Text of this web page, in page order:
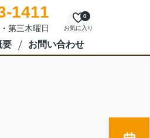
1411
第三木曜日 お気に入り
0
要 お問い合わせ